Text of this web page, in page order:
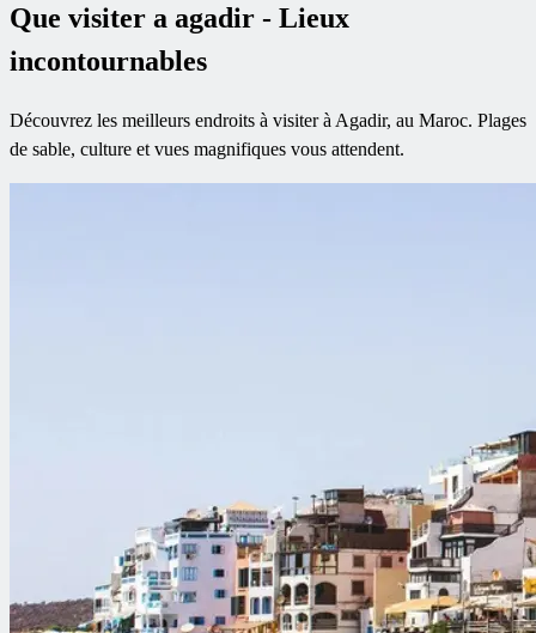
Que visiter a agadir - Lieux
incontournables
Découvrez les meilleurs endroits à visiter à Agadir, au Maroc. Plages
de sable, culture et vues magnifiques vous attendent.